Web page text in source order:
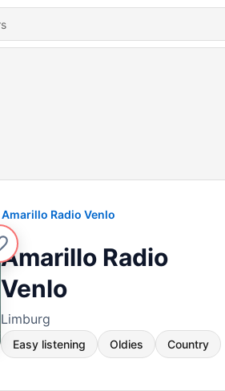
Amarillo Radio Venlo
Amarillo Radio
Venlo
Limburg
Easy listening Oldies Country